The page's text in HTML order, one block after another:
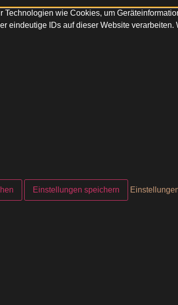
wie Cookies, um
eindeutige IDs auf dieser Website
Einstellungen speichern